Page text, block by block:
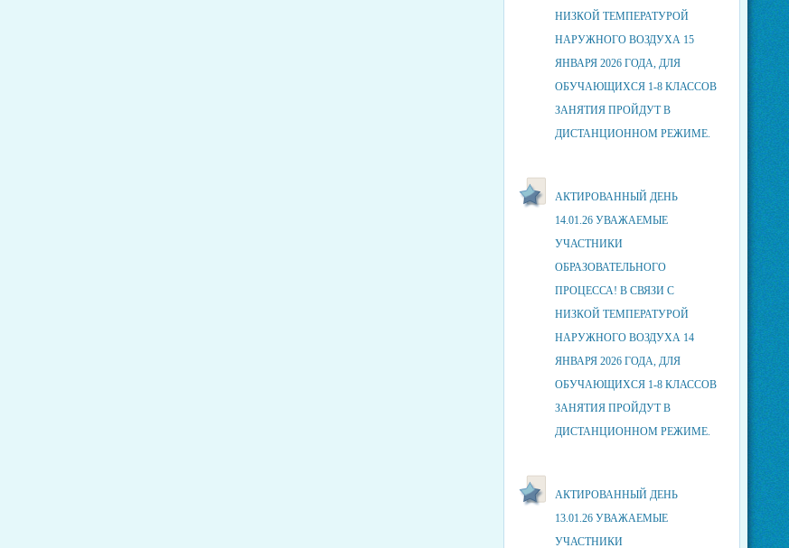
НИЗКОЙ ТЕМПЕРАТУРОЙ
НАРУЖНОГО ВОЗДУХА 15
ЯНВАРЯ 2026 ГОДА, ДЛЯ
ОБУЧАЮЩИХСЯ 1-8 КЛАССОВ
ЗАНЯТИЯ ПРОЙДУТ В
ДИСТАНЦИОННОМ РЕЖИМЕ.
АКТИРОВАННЫЙ ДЕНЬ
14.01.26 УВАЖАЕМЫЕ
УЧАСТНИКИ
ОБРАЗОВАТЕЛЬНОГО
ПРОЦЕССА! В СВЯЗИ С
НИЗКОЙ ТЕМПЕРАТУРОЙ
НАРУЖНОГО ВОЗДУХА 14
ЯНВАРЯ 2026 ГОДА, ДЛЯ
ОБУЧАЮЩИХСЯ 1-8 КЛАССОВ
ЗАНЯТИЯ ПРОЙДУТ В
ДИСТАНЦИОННОМ РЕЖИМЕ.
АКТИРОВАННЫЙ ДЕНЬ
13.01.26 УВАЖАЕМЫЕ
УЧАСТНИКИ